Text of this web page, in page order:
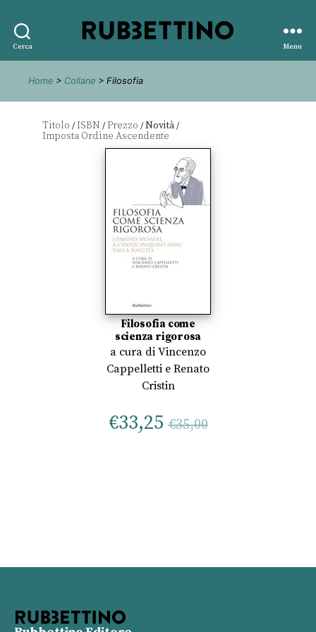
Cerca
editore
Menu
Home > Collane > Filosofia
Titolo /ISBN /Prezzo /Novità/
Filosofia come
scienza rigorosa
a cura di Vincenzo
Cappelletti e Renato
Cristin
€33,25 €35,00